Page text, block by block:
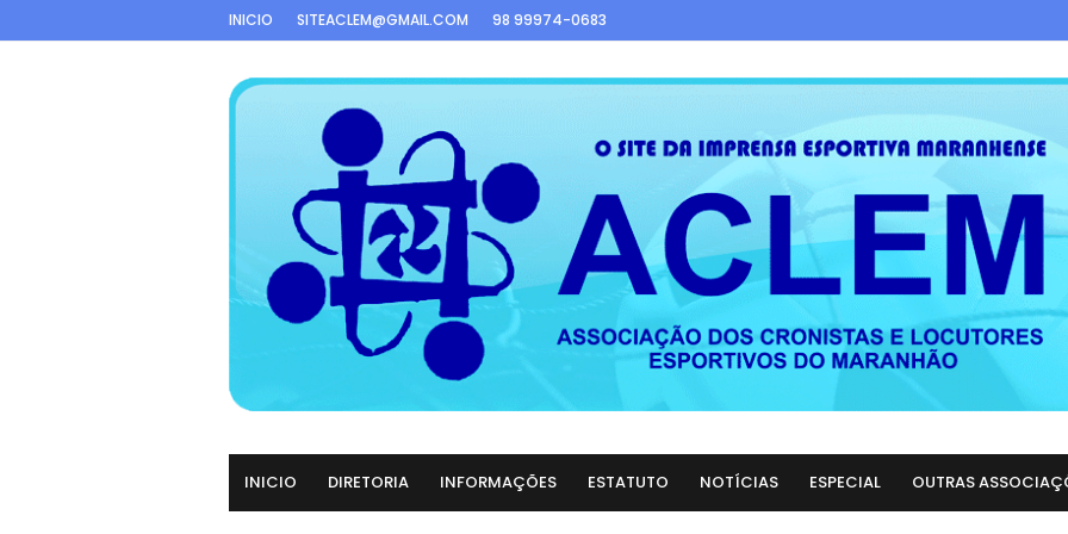
INICIO SITEACLEM@GMAIL.COM 98 99974-0683
INICIO DIRETORIA INFORMAÇÕES ESTATUTO NOTÍCIAS ESPECIAL OUTRAS